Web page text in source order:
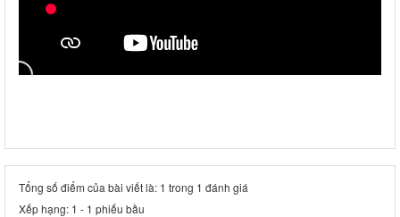
Tổng số điểm của bài viết là: 1 trong 1 đánh giá
Xếp hạng: 1 - 1 phiếu bầu